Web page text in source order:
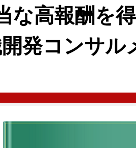
な高報酬を
開発コンサル